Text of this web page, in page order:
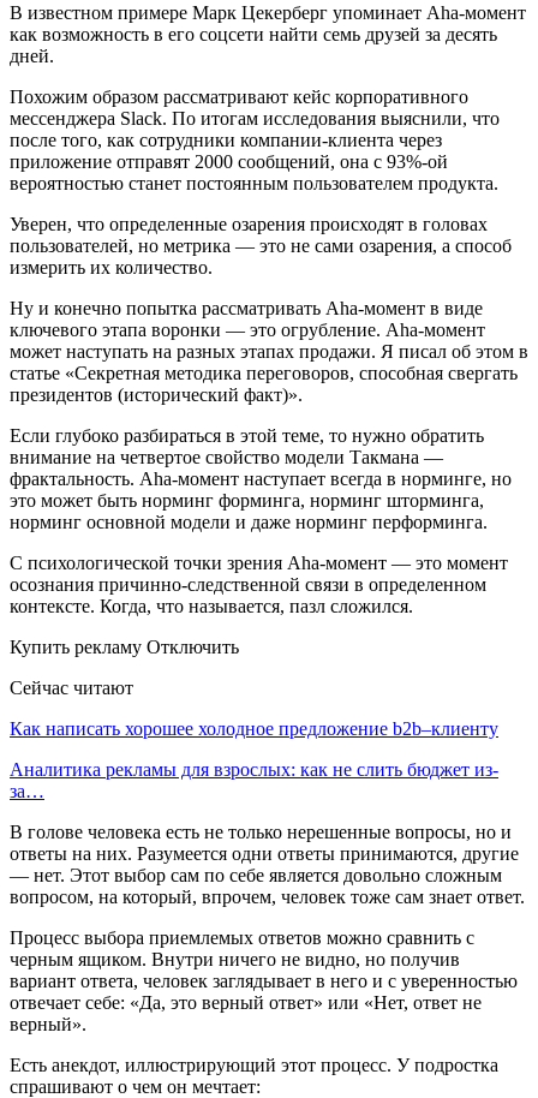
В известном примере Марк Цекерберг упоминает Aha-момент
как возможность в его соцсети найти семь друзей за десять
дней.
Похожим образом рассматривают кейс корпоративного
мессенджера Slack. По итогам исследования выяснили, что
после того, как сотрудники компании-клиента через
приложение отправят 2000 сообщений, она с 93%-ой
вероятностью станет постоянным пользователем продукта.
Уверен, что определенные озарения происходят в головах
пользователей, но метрика — это не сами озарения, а способ
измерить их количество.
Ну и конечно попытка рассматривать Aha-момент в виде
ключевого этапа воронки — это огрубление. Aha-момент
может наступать на разных этапах продажи. Я писал об этом в
статье «Секретная методика переговоров, способная свергать
президентов (исторический факт)».
Если глубоко разбираться в этой теме, то нужно обратить
внимание на четвертое свойство модели Такмана —
фрактальность. Aha-момент наступает всегда в норминге, но
это может быть норминг форминга, норминг шторминга,
норминг основной модели и даже норминг перформинга.
С психологической точки зрения Aha-момент — это момент
осознания причинно-следственной связи в определенном
контексте. Когда, что называется, пазл сложился.
Купить рекламу Отключить
Сейчас читают
Как написать хорошее холодное предложение b2b–клиенту
Аналитика рекламы для взрослых: как не слить бюджет из-
за…
В голове человека есть не только нерешенные вопросы, но и
ответы на них. Разумеется одни ответы принимаются, другие
— нет. Этот выбор сам по себе является довольно сложным
вопросом, на который, впрочем, человек тоже сам знает ответ.
Процесс выбора приемлемых ответов можно сравнить с
черным ящиком. Внутри ничего не видно, но получив
вариант ответа, человек заглядывает в него и с уверенностью
отвечает себе: «Да, это верный ответ» или «Нет, ответ не
верный».
Есть анекдот, иллюстрирующий этот процесс. У подростка
спрашивают о чем он мечтает: